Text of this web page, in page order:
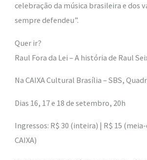
celebração da música brasileira e dos
sempre defendeu”.
Quer ir?
Raul Fora da Lei – A história de Raul
Na CAIXA Cultural Brasília – SBS,
Dias 16, 17 e 18 de setembro, 20h
Ingressos: R$ 30 (inteira) | R$ 15
CAIXA)